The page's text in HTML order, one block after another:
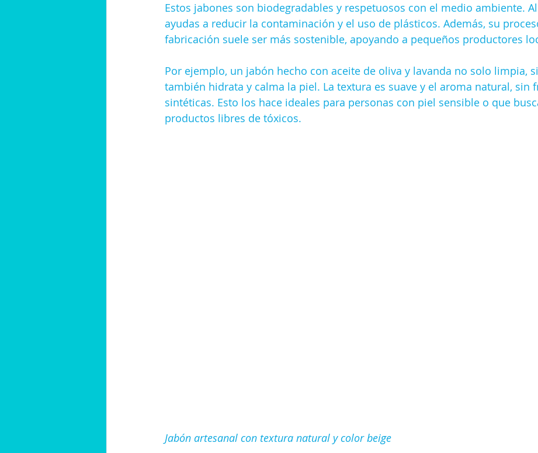
Estos jabones son biodegradables y respetuosos con el medio ambiente.
ayudas a reducir la contaminación y el uso de plásticos. Además, su
fabricación suele ser más sostenible, apoyando a pequeños productores
Por ejemplo, un jabón hecho con aceite de oliva y lavanda no solo limpia,
también hidrata y calma la piel. La textura es suave y el aroma natural, sin
sintéticas. Esto los hace ideales para personas con piel sensible o que
productos libres de tóxicos.
Jabón artesanal con textura natural y color beige